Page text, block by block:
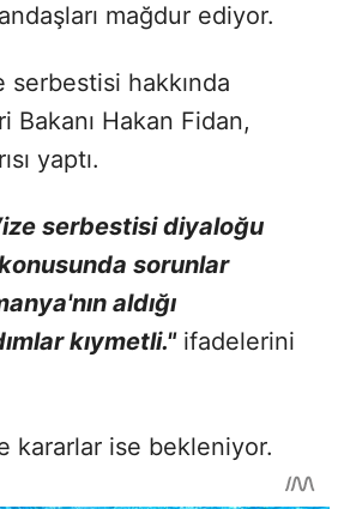
mağdur ediyor.
hakkında
Bakanı Hakan Fidan,
yaptı.
serbestisi diyaloğu
sorunlar
aldığı
kıymetli."ifadelerini
kararlar ise bekleniyor.